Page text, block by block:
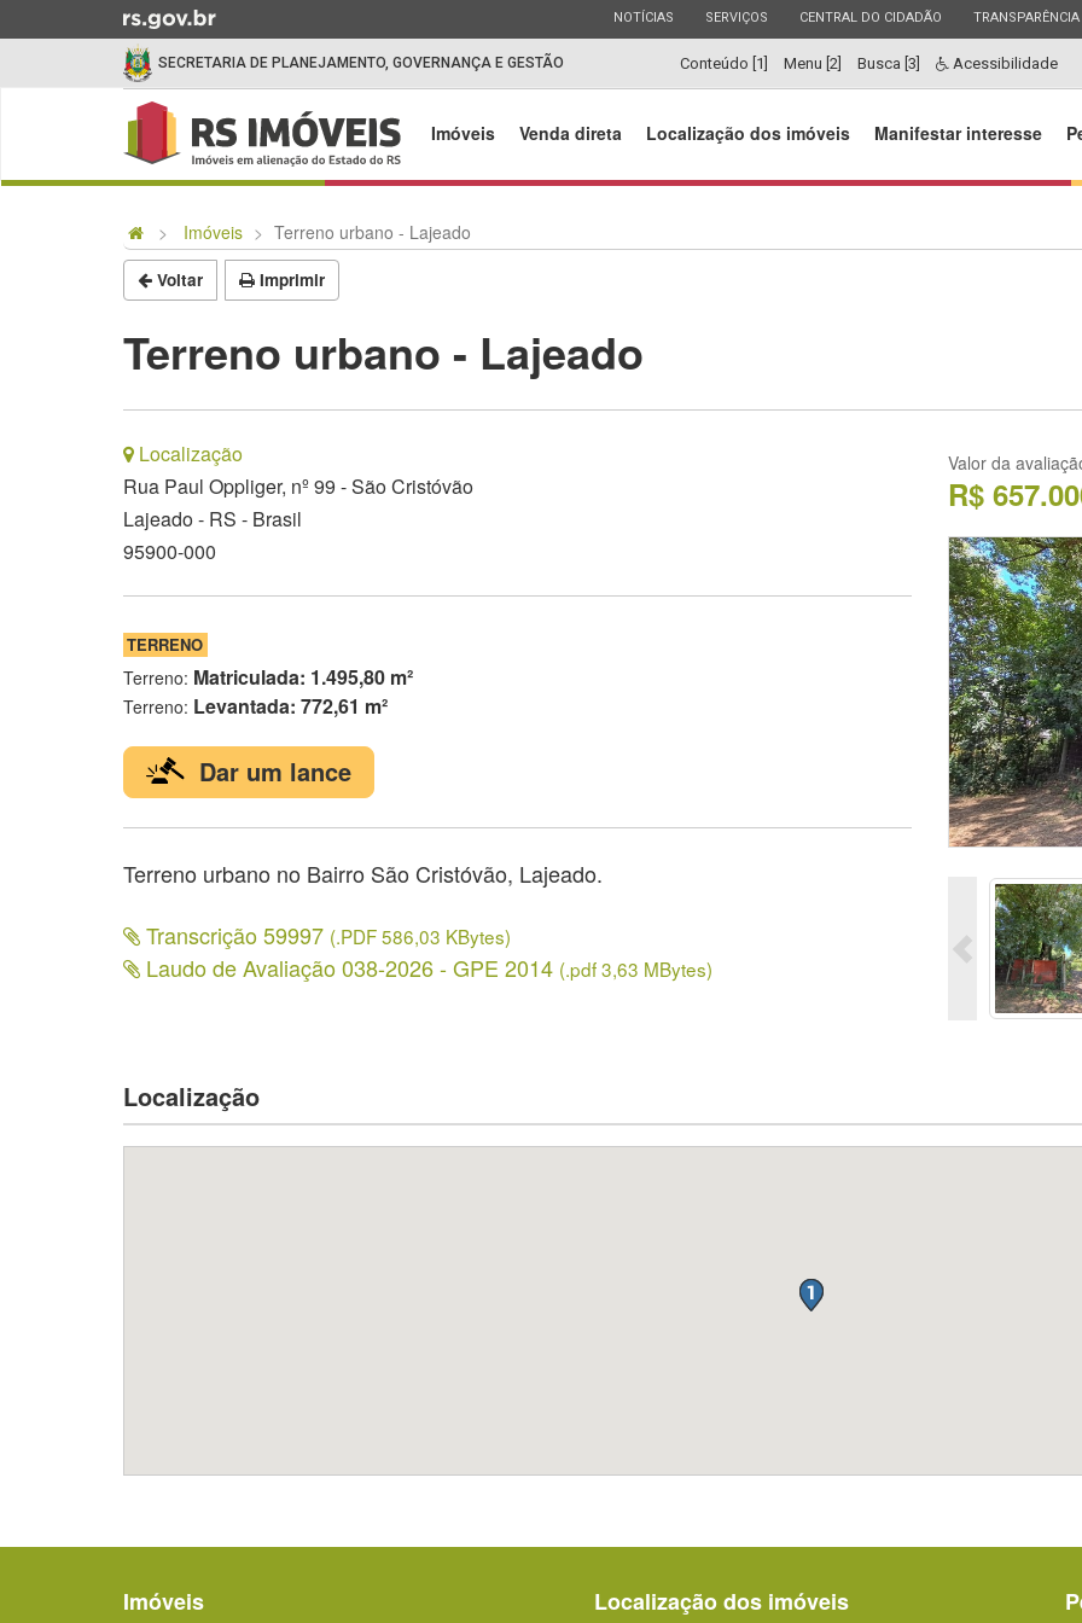
para
o
ESTADO
NOTÍCIAS ESTADO
SERVIÇOS ESTADO
CENTRAL DO CIDADÃO ESTADO
TRANSPARÊNCIA
SECRETARIA DE PLANEJAMENTO, GOVERNANÇA E GESTÃO Conteúdo [1] Menu [2] Busca [3] Acessibilidade
do
Imóveis Venda direta Localização dos imóveis Manifestar interesse
Início
Imóveis Terreno urbano - Lajeado
Voltar Imprimir
Terreno urbano - Lajeado
Valor da
R$
Localização
Rua Paul Oppliger, nº 99 - São Cristóvão
Lajeado - RS - Brasil
95900-000
TERRENO
Terreno: Matriculada: 1.495,80 m²
Terreno: Levantada: 772,61 m²
Dar um lance
Terreno urbano no Bairro São Cristóvão, Lajeado.
Transcrição 59997 (.PDF 586,03 KBytes)
Laudo de Avaliação 038-2026 - GPE 2014 (.pdf 3,63 MBytes)
Localização
Imóveis Localização dos imóveis